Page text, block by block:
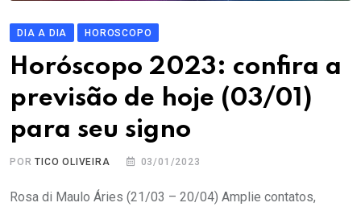
DIA A DIA HOROSCOPO
Horóscopo 2023: confira a
previsão de hoje (03/01)
para seu signo
PORTICO OLIVEIRA 03/01/2023
Rosa di Maulo Áries (21/03 – 20/04) Amplie contatos,